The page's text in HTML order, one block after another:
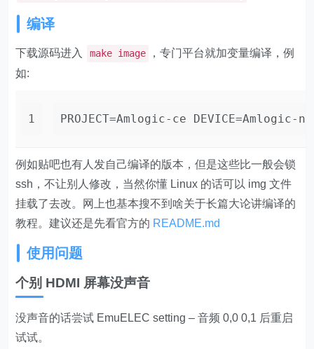
编译
下载源码进入 make image
，专门平台就加变量编译，例
如:
1 PROJECT=Amlogic-ce DEVICE=Amlogic-
例如贴吧也有人发自己编译的版本，但是这些比一般会锁
ssh，不让别人修改，当然你懂 Linux 的话可以 img 文件
挂载了去改。网上也基本搜不到啥关于长篇大论讲编译的
教程。建议还是先看官方的 README.md
使用问题
个别 HDMI 屏幕没声音
没声音的话尝试 EmuELEC setting – 音频 0,0 0,1 后重启
试试。